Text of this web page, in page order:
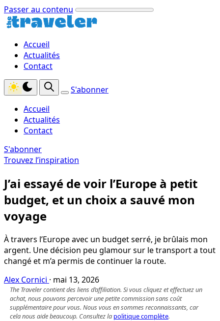
Passer au contenu
Accueil
Actualités
Contact
S'abonner
Accueil
Actualités
Contact
S'abonner
Trouvez l’inspiration
J’ai essayé de voir l’Europe à petit
budget, et un choix a sauvé mon
voyage
À travers l’Europe avec un budget serré, je brûlais mon
argent. Une décision peu glamour sur le transport a tout
changé et m’a permis de continuer la route.
Alex Cornici · mai 13, 2026
The Traveler contient des liens d’affiliation. Si vous cliquez et effectuez un
achat, nous pouvons percevoir une petite commission sans coût
supplémentaire pour vous. Nous vous en sommes reconnaissants, car
cela nous aide beaucoup. Consultez la politique complète.